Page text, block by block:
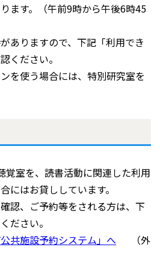
ます。（午前9時から午後6時45
ありますので、下記「利用でき
ください。
を使う場合には、特別研究室を
覚室を、読書活動に関連した利用
にはお貸ししています。
認、ご予約等をされる方は、下
ださい。
共施設予約システム」へ
（外